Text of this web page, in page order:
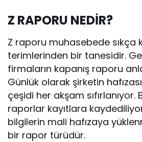
Z RAPORU NEDİR?
Z raporu muhasebede sıkça
terimlerinden bir tanesidir.
firmaların kapanış raporu
Günlük olarak şirketin
çeşidi her akşam sıfırlanıyor.
raporlar kayıtlara
bilgilerin mali hafızaya
bir rapor türüdür.